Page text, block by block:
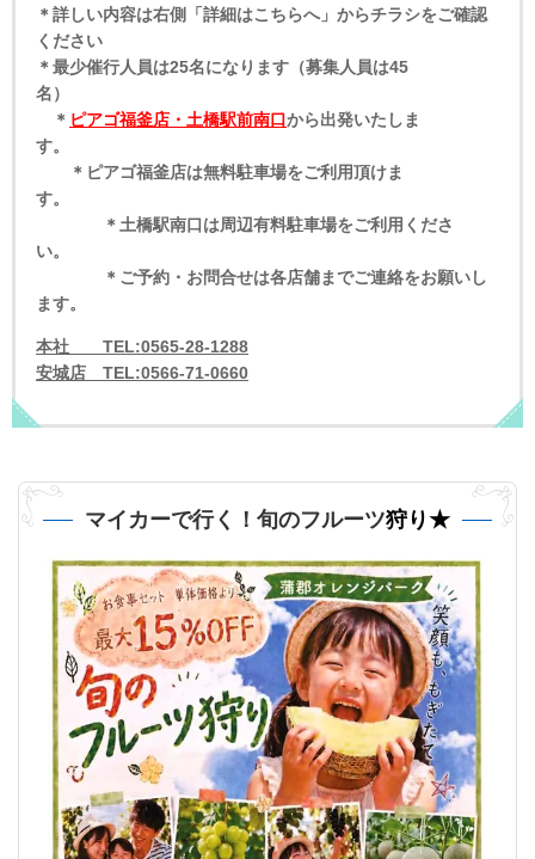
＊詳しい内容は右側「詳細はこちらへ」からチラシをご確認
ください
＊最少催行人員は25名になります（募集人員は45
名）
＊ ピアゴ福釜店・土橋駅前南口から出発いたしま
す。
＊ピアゴ福釜店は無料駐車場をご利用頂けま
す。
＊土橋駅南口は周辺有料駐車場をご利用くださ
い。
＊ご予約・お問合せは各店舗までご連絡をお願いし
ます。
本社 TEL:0565-28-1288
安城店 TEL:0566-71-0660
マイカーで行く！旬のフルーツ狩り★